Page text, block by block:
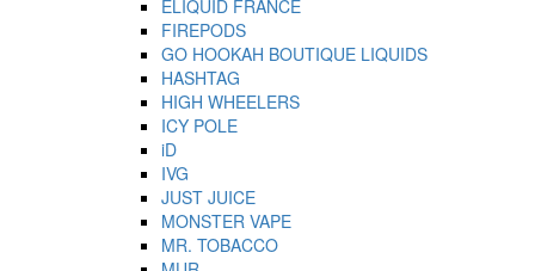
ELIQUID FRANCE
FIREPODS
GO HOOKAH BOUTIQUE LIQUIDS
HASHTAG
HIGH WHEELERS
ICY POLE
iD
IVG
JUST JUICE
MONSTER VAPE
MR. TOBACCO